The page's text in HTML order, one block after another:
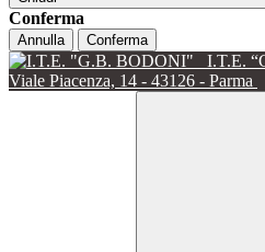
Conferma
Annulla Conferma
I.T.E.
Viale Piacenza, 14 - 43126 - Parma